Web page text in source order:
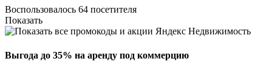
Воспользовалось 64 посетителя
Показать
Выгода до 35% на аренду под коммерцию